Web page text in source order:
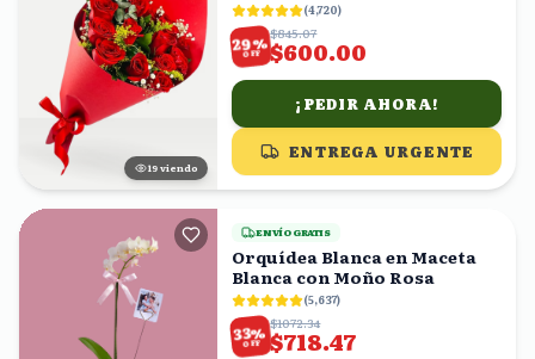
18 viendo
(4,720)
29%
OFF
$845.07
$600.00
¡PEDIR AHORA!
ENTREGA URGENTE
ENVÍO GRATIS
Orquídea Blanca en Maceta
Blanca con Moño Rosa
(5,637)
33%
OFF
$1072.34
$718.47